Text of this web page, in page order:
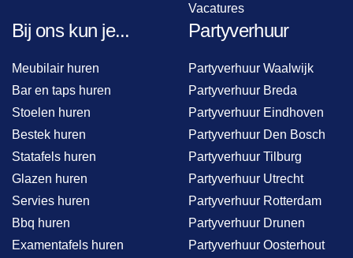
Vacatures
Bij ons kun je...
Meubilair huren
Bar en taps huren
Stoelen huren
Bestek huren
Statafels huren
Glazen huren
Servies huren
Bbq huren
Examentafels huren
Partyverhuur
Partyverhuur Waalwijk
Partyverhuur Breda
Partyverhuur Eindhoven
Partyverhuur Den Bosch
Partyverhuur Tilburg
Partyverhuur Utrecht
Partyverhuur Rotterdam
Partyverhuur Drunen
Partyverhuur Oosterhout